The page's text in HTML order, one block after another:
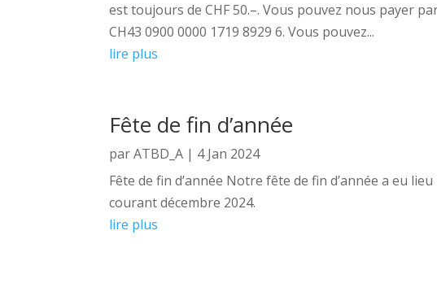
est toujours de CHF 50.–. Vous pouvez nous payer
CH43 0900 0000 1719 8929 6. Vous pouvez...
lire plus
Fête de fin d’année
parATBD_A | 4 Jan 2024
Fête de fin d’année Notre fête de fin d’année a eu
courant décembre 2024.
lire plus